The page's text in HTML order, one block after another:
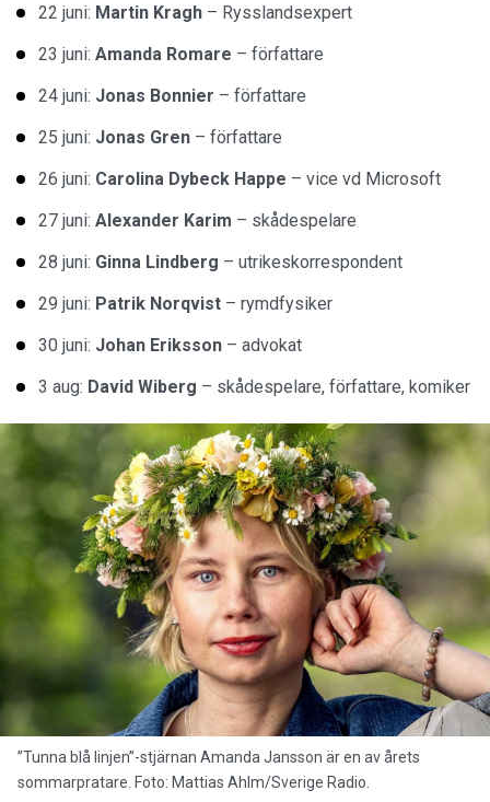
22 juni: Martin Kragh – Rysslandsexpert
23 juni: Amanda Romare – författare
24 juni: Jonas Bonnier – författare
25 juni: Jonas Gren – författare
26 juni: Carolina Dybeck Happe – vice vd Microsoft
27 juni: Alexander Karim – skådespelare
28 juni: Ginna Lindberg – utrikeskorrespondent
29 juni: Patrik Norqvist – rymdfysiker
30 juni: Johan Eriksson – advokat
3 aug: David Wiberg – skådespelare, författare, komiker
”Tunna blå linjen”-stjärnan Amanda Jansson är en av årets
sommarpratare. Foto: Mattias Ahlm/Sverige Radio.